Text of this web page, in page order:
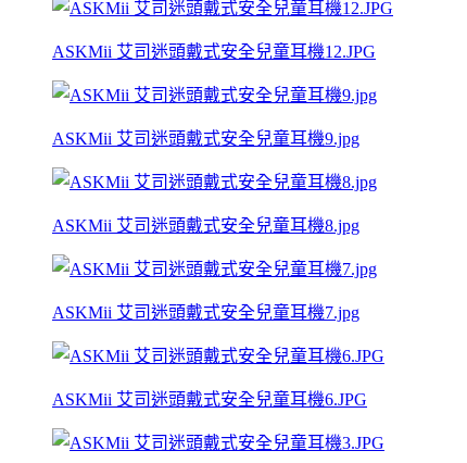
ASKMii 艾司迷頭戴式安全兒童耳機12.JPG
ASKMii 艾司迷頭戴式安全兒童耳機9.jpg
ASKMii 艾司迷頭戴式安全兒童耳機8.jpg
ASKMii 艾司迷頭戴式安全兒童耳機7.jpg
ASKMii 艾司迷頭戴式安全兒童耳機6.JPG